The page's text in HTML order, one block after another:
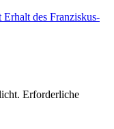
des Franziskus-
Erforderliche